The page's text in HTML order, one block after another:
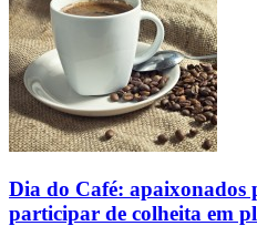
Dia do Café: apaixonados
participar de colheita em